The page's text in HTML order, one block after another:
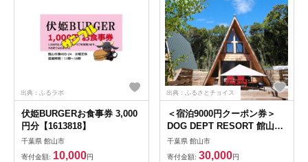
出典：ふるラボ
伏姫BURGERお食事券 3,000
円分【1613818】
千葉県 館山市
寄付金額: 10,000円
出典：ふるさとチョイス
＜宿泊9000円クーポン券＞
DOG DEPT RESORT 館山犬
石/安房白浜 共通チケット
【1645902】
千葉県 館山市
寄付金額: 30,000円